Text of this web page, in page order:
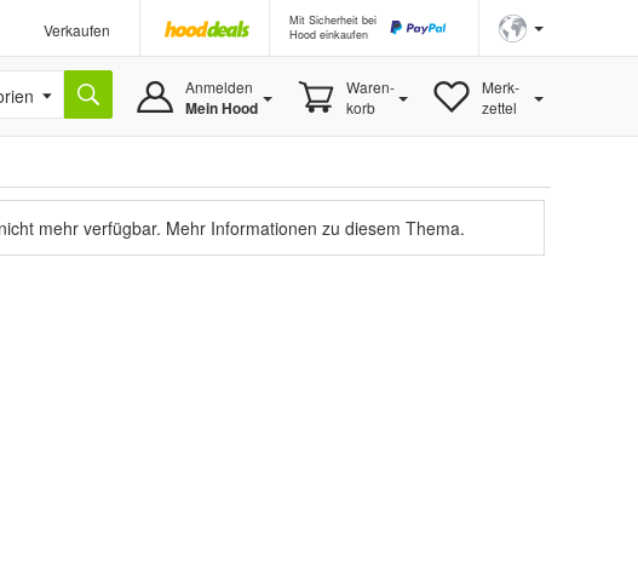
Verkaufen
Mit Sicherheit bei
Hood einkaufen
Anmelden
Mein Hood
Waren-
korb
Merk-
zettel
mehr verfügbar. Mehr Informationen zu diesem Thema.